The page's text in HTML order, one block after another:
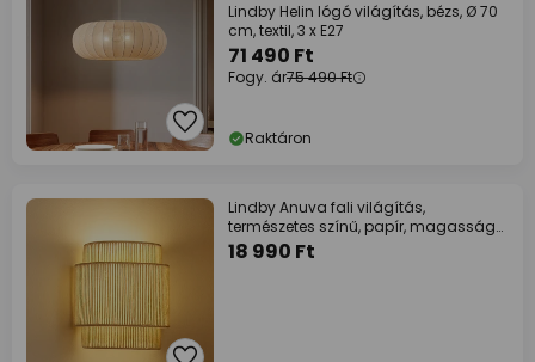
Lindby Helin lógó világítás, bézs, Ø 70
cm, textil, 3 x E27
71 490 Ft
Fogy. ár75 490 Ft
Raktáron
Lindby Anuva fali világítás,
természetes színű, papír, magasság
25 cm
18 990 Ft